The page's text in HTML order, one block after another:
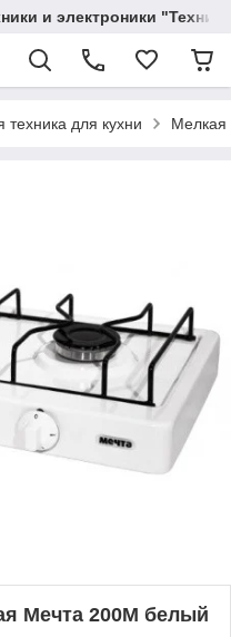
и электроники
техника для кухни Мелкая
Мечта 200М белый